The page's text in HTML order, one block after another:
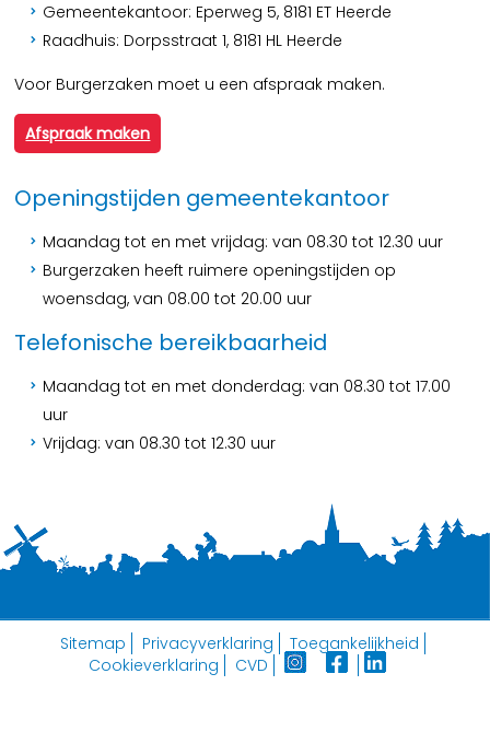
Gemeentekantoor: Eperweg 5, 8181 ET Heerde
Raadhuis: Dorpsstraat 1, 8181 HL Heerde
Voor Burgerzaken moet u een afspraak maken.
Afspraak maken
Openingstijden gemeentekantoor
Maandag tot en met vrijdag: van 08.30 tot 12.30 uur
Burgerzaken heeft ruimere openingstijden op
woensdag, van 08.00 tot 20.00 uur
Telefonische bereikbaarheid
Maandag tot en met donderdag: van 08.30 tot 17.00
uur
Vrijdag: van 08.30 tot 12.30 uur
Sitemap Privacyverklaring
Toegankelijkheid
Cookieverklaring
CVD